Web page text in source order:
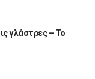
γλάστρες – Το